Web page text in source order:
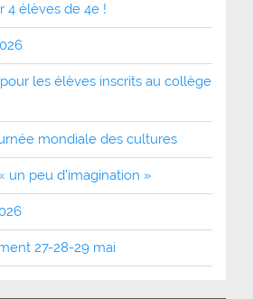
4 élèves de 4e !
les élèves inscrits au collège
mondiale des cultures
un peu d’imagination »
27-28-29 mai